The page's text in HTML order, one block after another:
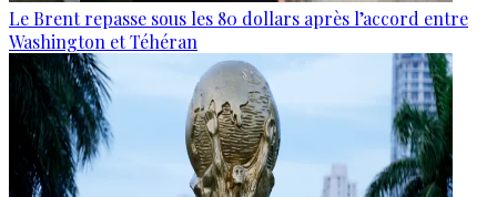
Le Brent repasse sous les 80 dollars après l’accord entre
Washington et Téhéran